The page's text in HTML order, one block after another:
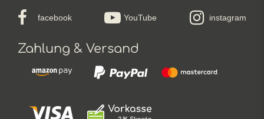
facebook YouTube instagram
Zahlung & Versand